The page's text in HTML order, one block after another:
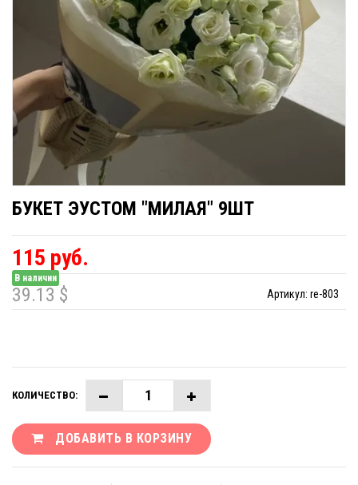
БУКЕТ ЭУСТОМ "МИЛАЯ" 9ШТ
115 руб.
В наличии
Артикул: re-803
39.13 $
КОЛИЧЕСТВО:
ДОБАВИТЬ В КОРЗИНУ